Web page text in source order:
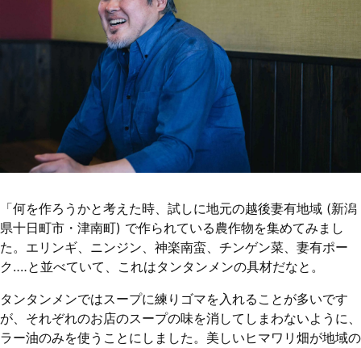
「何を作ろうかと考えた時、試しに地元の越後妻有地域 (新潟
県十日町市・津南町) で作られている農作物を集めてみまし
た。エリンギ、ニンジン、神楽南蛮、チンゲン菜、妻有ポー
ク‥‥と並べていて、これはタンタンメンの具材だなと。
タンタンメンではスープに練りゴマを入れることが多いです
が、それぞれのお店のスープの味を消してしまわないように、
ラー油のみを使うことにしました。美しいヒマワリ畑が地域の